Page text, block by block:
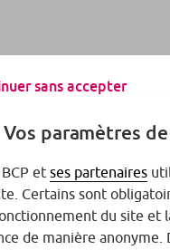
vous
sans accepter
Vos paramètres
et ses partenaires
Certains sont
du site et
de manière anonyme.